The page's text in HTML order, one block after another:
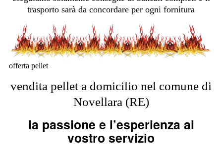
trasporto sarà da concordare per ogni fornitura
offerta pellet
vendita pellet a domicilio nel comune di
Novellara (RE)
la passione e l’esperienza al
vostro servizio